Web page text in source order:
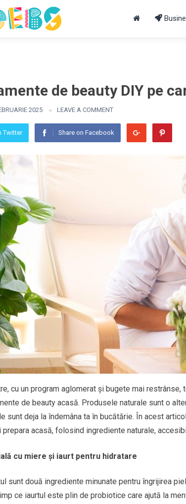
de beauty DIY pe
2025 LEAVE A COMMENT
Twitter Share on Facebook
cu un program aglomerat și bugete mai
de beauty acasă. Produsele naturale sunt o
sunt deja la îndemâna ta în bucătărie. În acest
acasă, folosind ingrediente naturale,
cu miere și iaurt pentru hidratare
sunt două ingrediente minunate pentru îngrijirea
ce iaurtul este plin de probiotice care ajută la